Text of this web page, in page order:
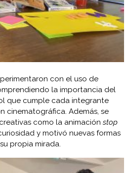
con el uso de
la importancia del
que cumple cada integrante
cinematográfica. Además, se
como la animaciónstop
y motivó nuevas formas
propia mirada.